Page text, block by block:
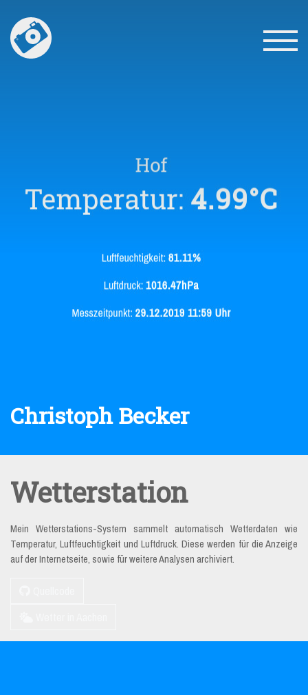
Christoph Becker
Wetterstation
Mein Wetterstations-System sammelt automatisch Wetterdaten wie
Temperatur, Luftfeuchtigkeit und Luftdruck. Diese werden für die Anzeige
auf der Internetseite, sowie für weitere Analysen archiviert.